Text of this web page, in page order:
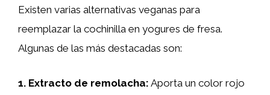
Existen varias alternativas veganas para
reemplazar la cochinilla en yogures de fresa.
Algunas de las más destacadas son:
1. Extracto de remolacha: Aporta un color rojo